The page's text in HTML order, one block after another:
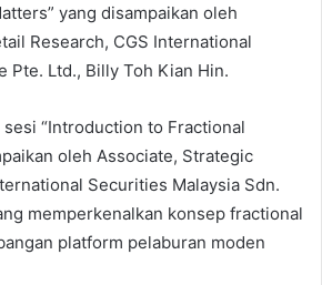
yang disampaikan oleh
Research, CGS International
Pte. Ltd., Billy Toh Kian Hin.
“Introduction to Fractional
oleh Associate, Strategic
Securities Malaysia Sdn.
memperkenalkan konsep fractional
platform pelaburan moden